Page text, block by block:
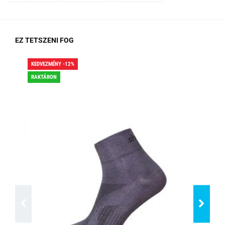
EZ TETSZENI FOG
KEDVEZMÉNY -12%
RAKTÁRON